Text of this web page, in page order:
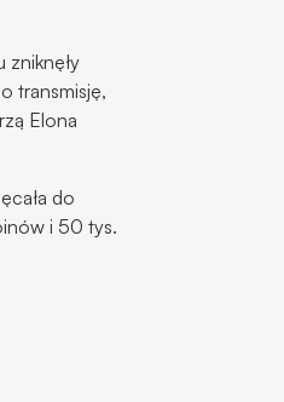
zniknęły
transmisję,
Elona
do
i 50 tys.